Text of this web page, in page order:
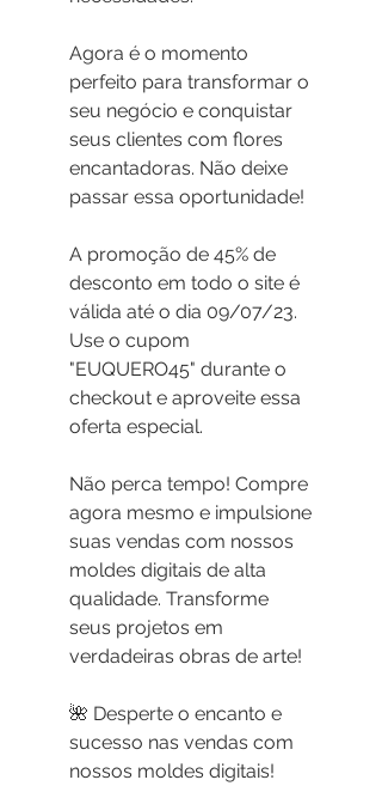
Agora é o momento
perfeito para transformar o
seu negócio e conquistar
seus clientes com flores
encantadoras. Não deixe
passar essa oportunidade!
A promoção de 45% de
desconto em todo o site é
válida até o dia 09/07/23.
Use o cupom
"EUQUERO45" durante o
checkout e aproveite essa
oferta especial.
Não perca tempo! Compre
agora mesmo e impulsione
suas vendas com nossos
moldes digitais de alta
qualidade. Transforme
seus projetos em
verdadeiras obras de arte!
🌺 Desperte o encanto e
sucesso nas vendas com
nossos moldes digitais!